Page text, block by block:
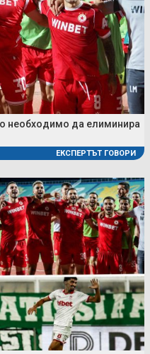
необходимо да елиминира
ЕКСПЕРТЪТ ГОВОРИ